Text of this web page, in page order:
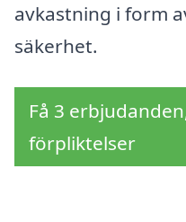
avkastning i form
säkerhet.
Få 3
förpliktelser